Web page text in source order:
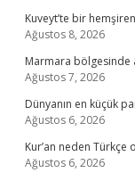
Kuveyt’te bir
Ağustos 8, 2026
Marmara bölgesinde
Ağustos 7, 2026
Dünyanın en küçük
Ağustos 6, 2026
Kur’an neden Türkçe
Ağustos 6, 2026